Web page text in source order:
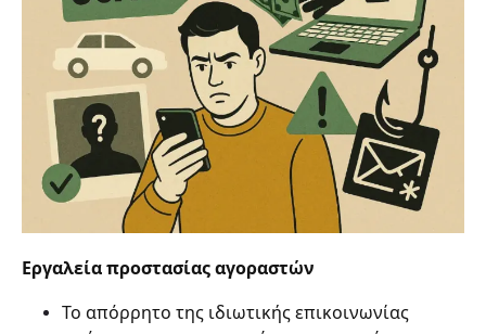
Εργαλεία προστασίας αγοραστών
Το απόρρητο της ιδιωτικής επικοινωνίας